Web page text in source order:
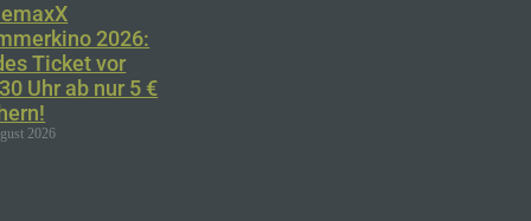
2026:
Ticket vor
Uhr ab nur 5 €
2026